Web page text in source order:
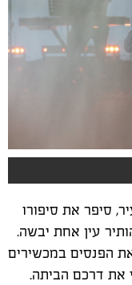
סיפר את סיפורו
עין אחת יבשה.
הפנסים במכשירים
את דרכם הביתה.